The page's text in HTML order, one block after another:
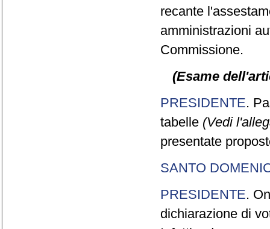
recante
amministrazioni
Commissione.
(Esame
PRESIDENTE.
tabelle (Vedi
presentate
SANTO
PRESIDENTE.
dichiarazione di